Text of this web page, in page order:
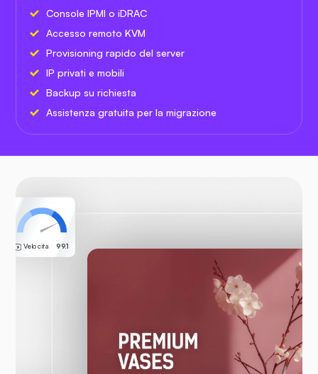
Console IPMI o iDRAC
Accesso remoto KVM
Provisioning rapido del server
IP privati e mobili
Backup su richiesta
Assistenza gratuita per la migrazione
Velocità 99.1